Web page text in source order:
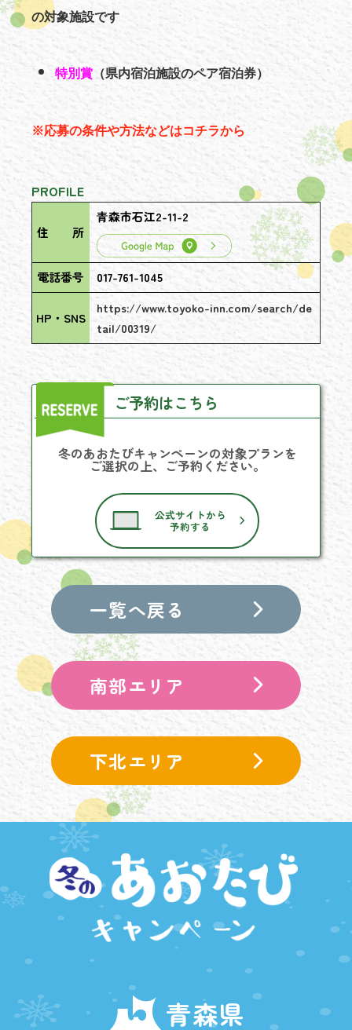
の対象施設です
特別賞 （県内宿泊施設のペア宿泊券）
※応募の条件や方法などはコチラから
PROFILE
住 所
青森市石江2-11-2
電話番号 017-761-1045
HP・SNS
https://www.toyoko-inn.com/search/de
tail/00319/
ご予約はこちら
冬のあおたびキャンペーンの対象プランを
ご選択の上、ご予約ください。
公式サイトから
予約する
一覧へ戻る
南部エリア
下北エリア
青森県